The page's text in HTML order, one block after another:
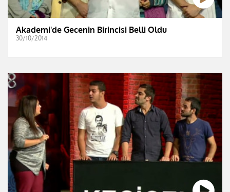
Akademi'de Gecenin Birincisi Belli Oldu
30/10/2014